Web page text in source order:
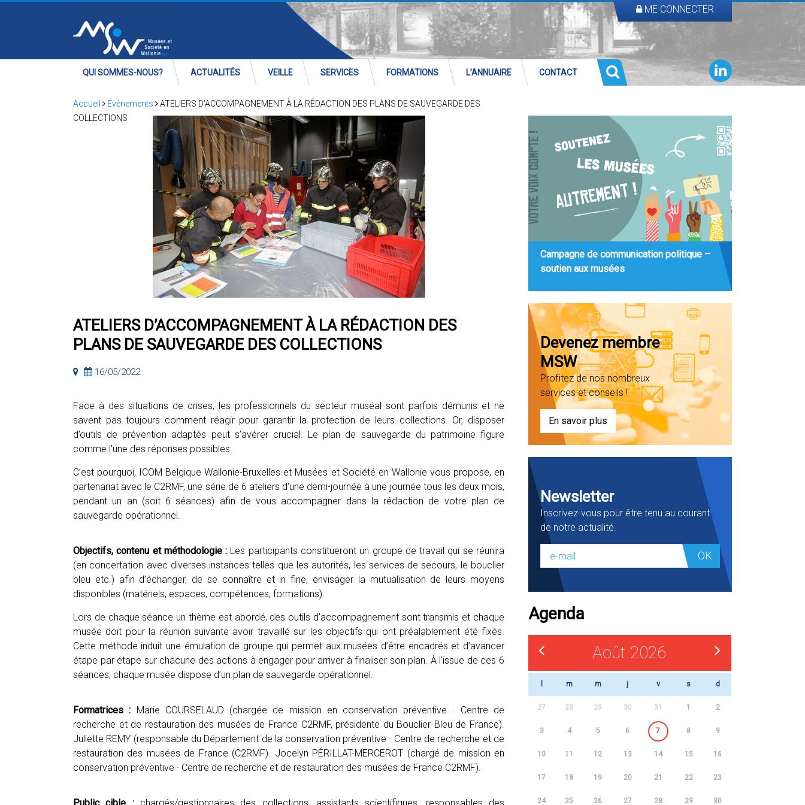
ME CONNECTER
QUI SOMMES-NOUS? ACTUALITÉS VEILLE SERVICES FORMATIONS L’ANNUAIRE CONTACT
Accueil Évènements
ATELIERS D’ACCOMPAGNEMENT À LA RÉDACTION DES PLANS DE SAUVEGARDE DES
COLLECTIONS
ATELIERS D’ACCOMPAGNEMENT À LA RÉDACTION DES
PLANS DE SAUVEGARDE DES COLLECTIONS
16/05/2022
Face à des situations de crises, les professionnels du secteur muséal sont parfois démunis et ne
savent pas toujours comment réagir pour garantir la protection de leurs collections. Or, disposer
d’outils de prévention adaptés peut s’avérer crucial. Le plan de sauvegarde du patrimoine figure
comme l’une des réponses possibles.
C’est pourquoi, ICOM Belgique Wallonie-Bruxelles et Musées et Société en Wallonie vous propose, en
partenariat avec le C2RMF, une série de 6 ateliers d’une demi-journée à une journée tous les deux mois,
pendant un an (soit 6 séances) afin de vous accompagner dans la rédaction de votre plan de
sauvegarde opérationnel.
Objectifs, contenu et méthodologie : Les participants constitueront un groupe de travail qui se réunira
(en concertation avec diverses instances telles que les autorités, les services de secours, le bouclier
bleu etc.) afin d’échanger, de se connaître et in fine, envisager la mutualisation de leurs moyens
disponibles (matériels, espaces, compétences, formations).
Lors de chaque séance un thème est abordé, des outils d’accompagnement sont transmis et chaque
musée doit pour la réunion suivante avoir travaillé sur les objectifs qui ont préalablement été fixés.
Cette méthode induit une émulation de groupe qui permet aux musées d’être encadrés et d’avancer
étape par étape sur chacune des actions à engager pour arriver à finaliser son plan. À l’issue de ces 6
séances, chaque musée dispose d’un plan de sauvegarde opérationnel.
Formatrices : Marie COURSELAUD (chargée de mission en conservation préventive · Centre de
recherche et de restauration des musées de France C2RMF, présidente du Bouclier Bleu de France).
Juliette REMY (responsable du Département de la conservation préventive · Centre de recherche et de
restauration des musées de France (C2RMF). Jocelyn PÉRILLAT-MERCEROT (chargé de mission en
conservation préventive · Centre de recherche et de restauration des musées de France C2RMF).
Campagne de communication politique –
soutien aux musées
Devenez membre
MSW
Profitez de nos nombreux
services et conseils !
En savoir plus
Newsletter
Inscrivez-vous pour être tenu au courant
de notre actualité.
OK
Agenda
Août 2026
m m j v s d
27 28 29 30 31 1 2
3 4 5 6 7 8 9
10 11 12 13 14 15 16
17 18 19 20 21 22 23
24 25 26 27 28 29 30